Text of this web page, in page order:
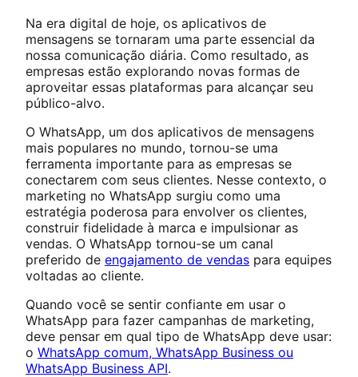
Na era digital de hoje, os aplicativos de
mensagens se tornaram uma parte essencial da
nossa comunicação diária. Como resultado, as
empresas estão explorando novas formas de
aproveitar essas plataformas para alcançar seu
público-alvo.
O WhatsApp, um dos aplicativos de mensagens
mais populares no mundo, tornou-se uma
ferramenta importante para as empresas se
conectarem com seus clientes. Nesse contexto, o
marketing no WhatsApp surgiu como uma
estratégia poderosa para envolver os clientes,
construir fidelidade à marca e impulsionar as
vendas. O WhatsApp tornou-se um canal
preferido de engajamento de vendas para equipes
voltadas ao cliente.
Quando você se sentir confiante em usar o
WhatsApp para fazer campanhas de marketing,
deve pensar em qual tipo de WhatsApp deve usar:
o WhatsApp comum, WhatsApp Business ou
WhatsApp Business API.